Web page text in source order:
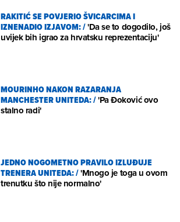
RAKITIĆ SE POVJERIO ŠVICARCIMA I
IZNENADIO IZJAVOM:/'Da se to dogodilo, još
uvijek bih igrao za hrvatsku reprezentaciju'
MOURINHO NAKON RAZARANJA
MANCHESTER UNITEDA:/'Pa Đoković ovo
stalno radi'
JEDNO NOGOMETNO PRAVILO IZLUĐUJE
TRENERA UNITEDA:/'Mnogo je toga u ovom
trenutku što nije normalno'